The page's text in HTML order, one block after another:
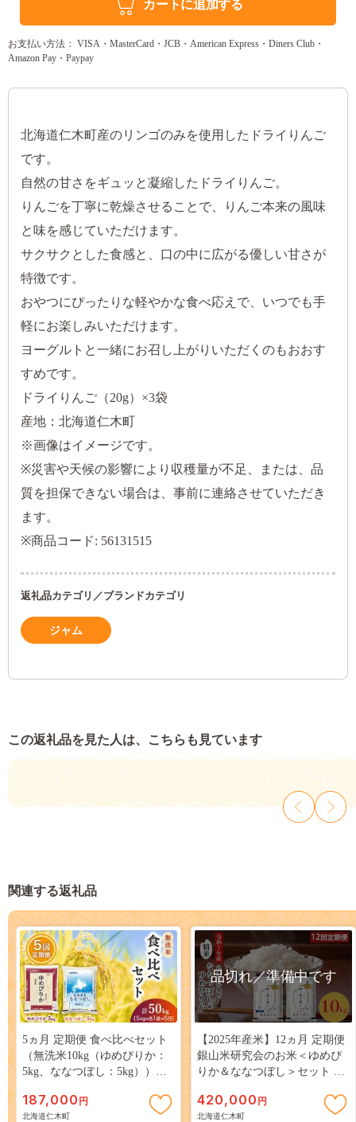
カートに追加する
お支払い方法： VISA・MasterCard・JCB・American Express・Diners Club・
Amazon Pay・Paypay
北海道仁木町産のリンゴのみを使用したドライりんご
です。
自然の甘さをギュッと凝縮したドライりんご。
りんごを丁寧に乾燥させることで、りんご本来の風味
と味を感じていただけます。
サクサクとした食感と、口の中に広がる優しい甘さが
特徴です。
おやつにぴったりな軽やかな食べ応えで、いつでも手
軽にお楽しみいただけます。
ヨーグルトと一緒にお召し上がりいただくのもおおす
すめです。
ドライりんご（20g）×3袋
産地：北海道仁木町
※画像はイメージです。
※災害や天候の影響により収穫量が不足、または、品
質を担保できない場合は、事前に連絡させていただき
ます。
※商品コード: 56131515
返礼品カテゴリ／ブランドカテゴリ
ジャム
この返礼品を見た人は、こちらも見ています
関連する返礼品
5ヵ月 定期便 食べ比べセット
（無洗米10kg（ゆめぴりか：
5kg、ななつぼし：5kg））ゆ
ごはん 無洗米 白米 国産 北海
道 こめ コメ 食べ比べ 5回 [JA
187,000 円
北海道仁木町
品切れ／準備中です
【2025年産米】12ヵ月 定期便
銀山米研究会のお米＜ゆめぴ
りか＆ななつぼし＞セット 計
ライス 白米 精米 ブランド米
おにぎり 弁当 北海道産 産地
420,000 円
北海道仁木町